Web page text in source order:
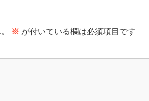
※ が付いている欄は必須項目です